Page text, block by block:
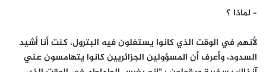
– لماذا ؟
لأنهم في الوقت الذي كانوا يستغلون فيه البترول، كنت أنا أشيد
السدود، وأعرف أن المسؤولين الجزائريين كانوا يتهامسون عني